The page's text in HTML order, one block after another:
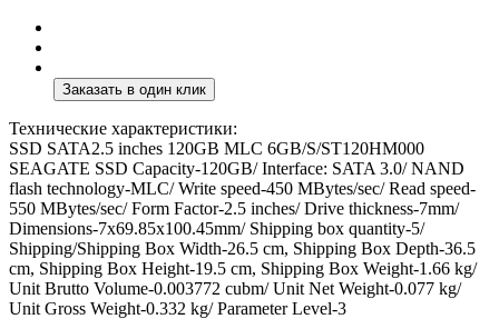
Технические характеристики:
SSD SATA2.5 inches 120GB MLC 6GB/S/ST120HM000
SEAGATE SSD Capacity-120GB/ Interface: SATA 3.0/ NAND
flash technology-MLC/ Write speed-450 MBytes/sec/ Read speed-
550 MBytes/sec/ Form Factor-2.5 inches/ Drive thickness-7mm/
Dimensions-7x69.85x100.45mm/ Shipping box quantity-5/
Shipping/Shipping Box Width-26.5 cm, Shipping Box Depth-36.5
cm, Shipping Box Height-19.5 cm, Shipping Box Weight-1.66 kg/
Unit Brutto Volume-0.003772 cubm/ Unit Net Weight-0.077 kg/
Unit Gross Weight-0.332 kg/ Parameter Level-3